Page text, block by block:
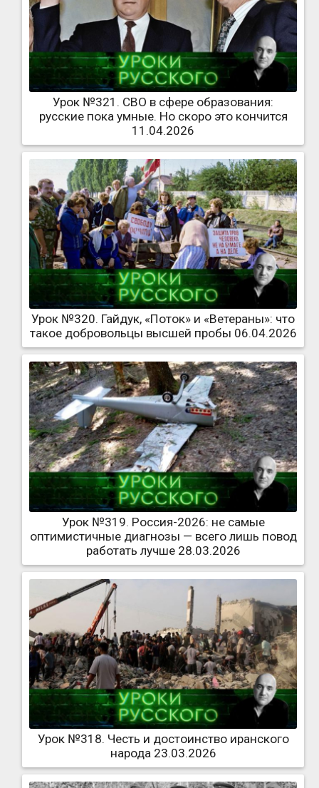
Урок №321. СВО в сфере образования:
русские пока умные. Но скоро это кончится
11.04.2026
Урок №320. Гайдук, «Поток» и «Ветераны»: что
такое добровольцы высшей пробы 06.04.2026
Урок №319. Россия-2026: не самые
оптимистичные диагнозы — всего лишь повод
работать лучше 28.03.2026
Урок №318. Честь и достоинство иранского
народа 23.03.2026